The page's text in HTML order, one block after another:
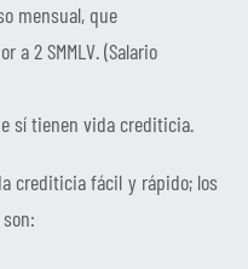
mensual, que
a 2 SMMLV. (Salario
sí tienen vida crediticia.
crediticia fácil y rápido; los